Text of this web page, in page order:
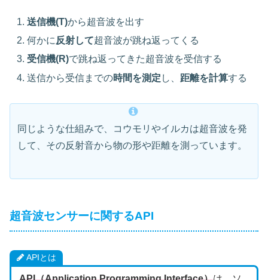
送信機(T)から超音波を出す
何かに 反射して超音波が跳ね返ってくる
受信機(R)で跳ね返ってきた超音波を受信する
送信から受信までの時間を測定 し、 距離を計算する
同じような仕組みで、コウモリやイルカは超音波を発
して、その反射音から物の形や距離を測っています。
超音波センサーに関するAPI
APIとは